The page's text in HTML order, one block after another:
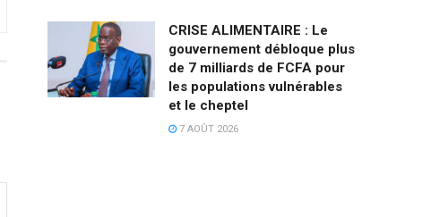
CRISE ALIMENTAIRE : Le
gouvernement débloque plus
de 7 milliards de FCFA pour
les populations vulnérables
et le cheptel
7 AOÛT 2026